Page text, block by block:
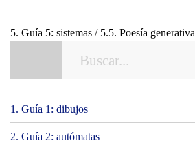
5. Guía 5: sistemas / 5.5. Poesía generativa
1. Guía 1: dibujos
2. Guía 2: autómatas